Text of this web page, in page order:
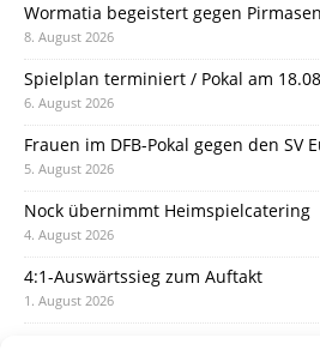
Wormatia begeistert gegen
8. August 2026
Spielplan terminiert / Pokal am
6. August 2026
Frauen im DFB-Pokal gegen den SV
5. August 2026
Nock übernimmt Heimspielcatering
4. August 2026
4:1-Auswärtssieg zum Auftakt
1. August 2026